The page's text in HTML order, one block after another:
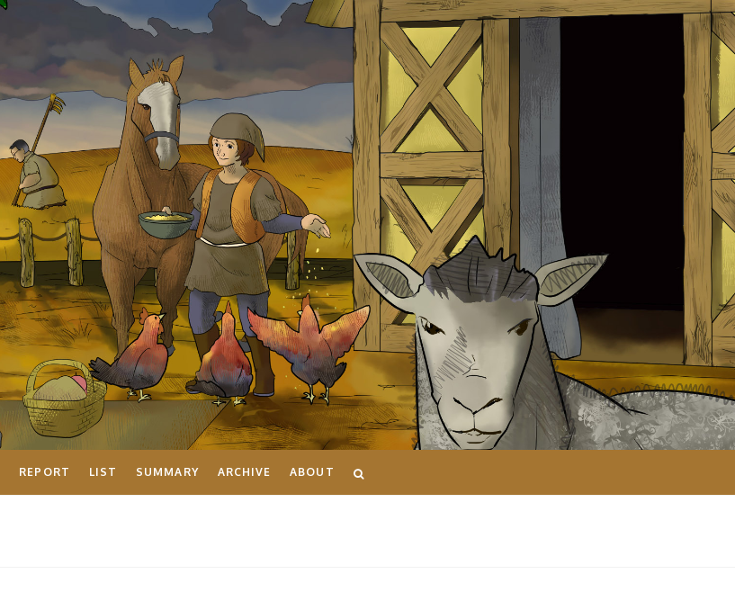
REPORT LIST SUMMARY ARCHIVE ABOUT